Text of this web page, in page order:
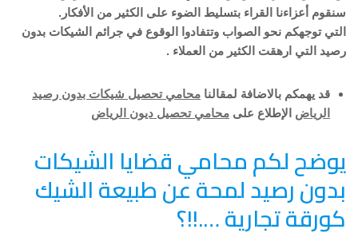
سنقوم أعزاءنا القراء بتسليط الضوء على الكثير من الأفكار.
التي توجهكم نحو الصواب وتتفادوا الوقوع في جرائم الشيكات بدون
رصيد التي ارهقت الكثير من العملاء .
قد يهمكم بالاضافة لمقالنا محامي تحصيل شيكات بدون رصيد
الرياض الإطلاع على محامي تحصيل ديون الرياض
يوضح لكم محامي قضايا الشيكات
بدون رصيد لمحة عن طبيعة الشيك
كورقة تجارية ….!!؟